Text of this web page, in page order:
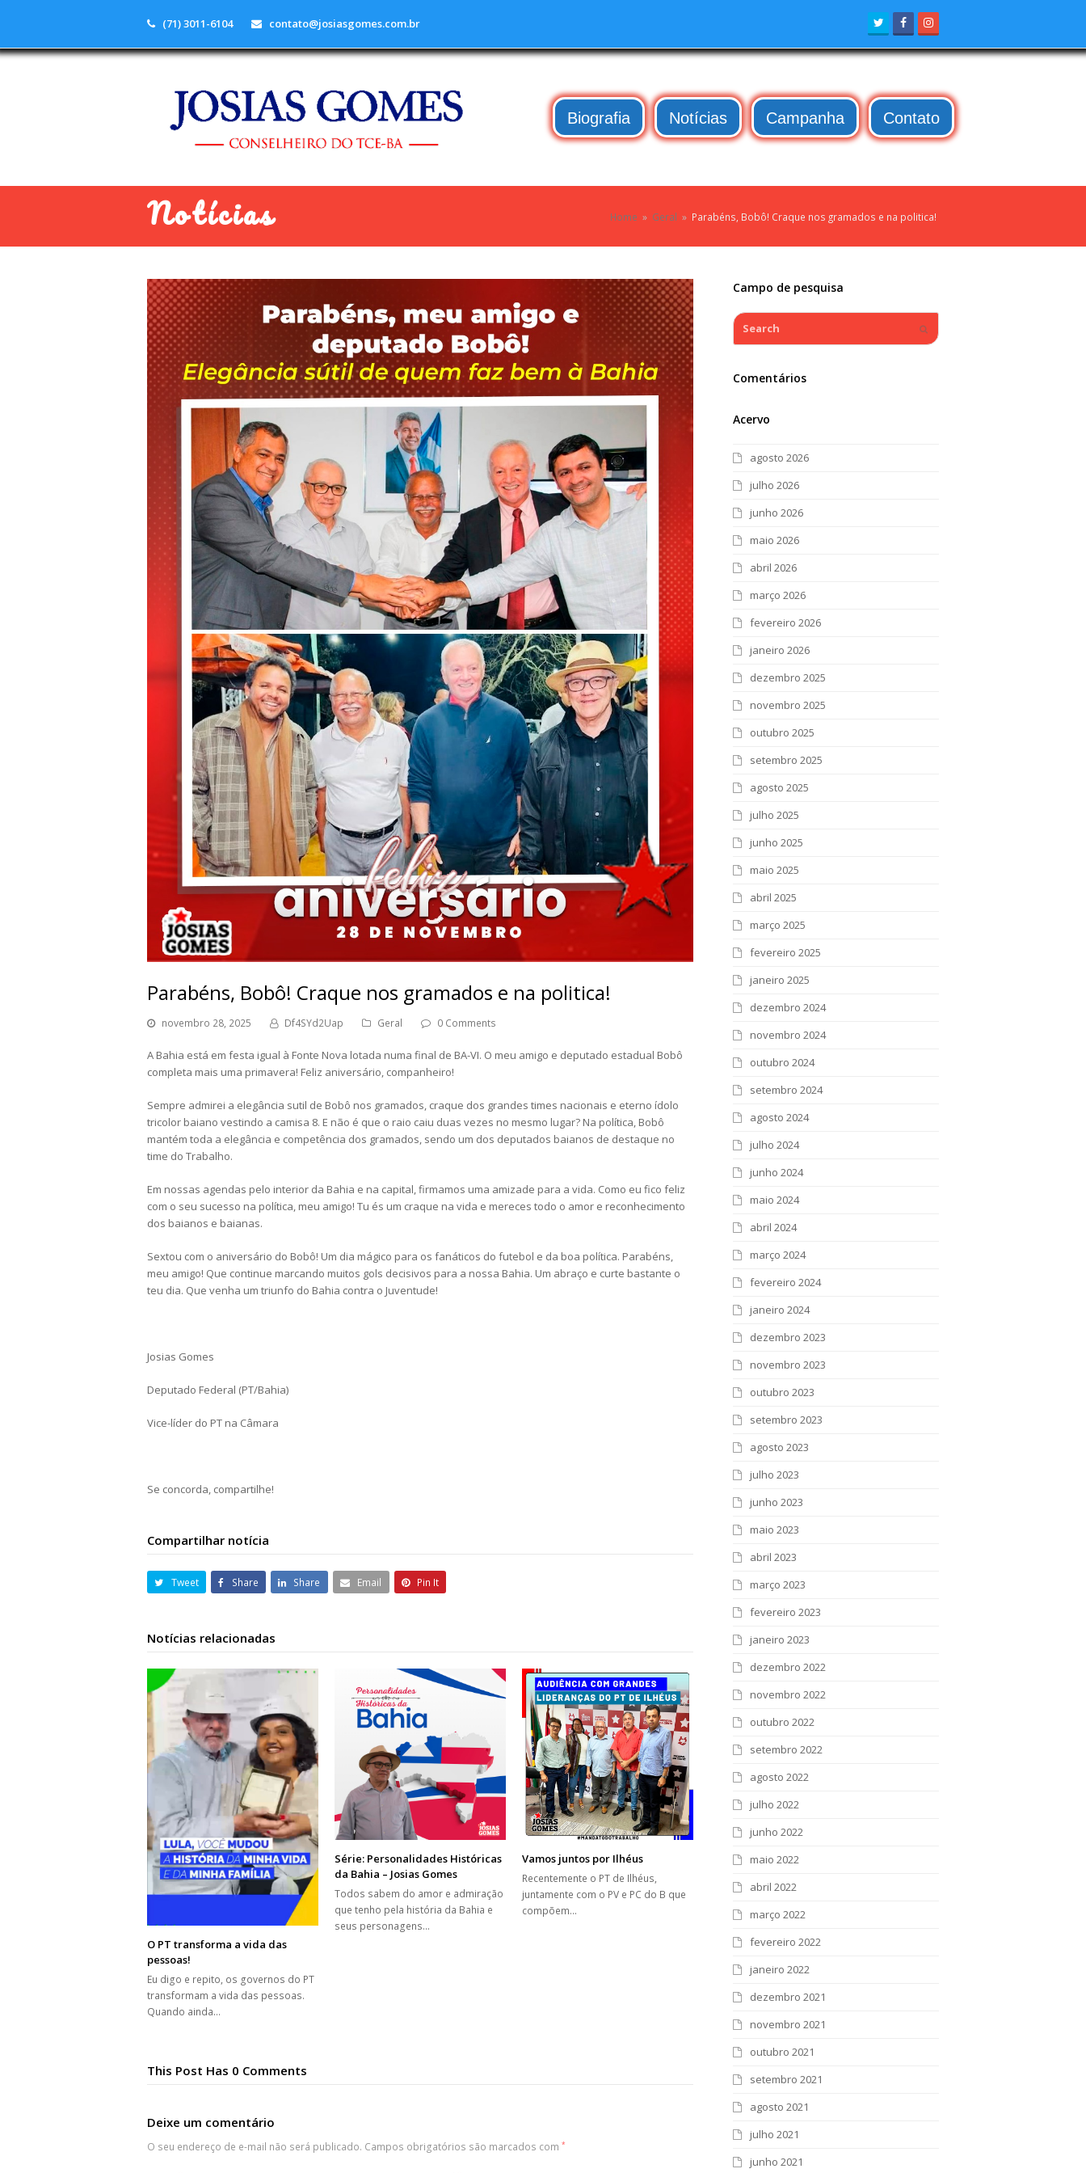
(71) 3011-6104 contato@josiasgomes.com.br TwitterFacebook
Biografia Notícias Campanha Contato
Notícias Home » Geral » Parabéns, Bobô! Craque nos gramados e na politica!
Parabéns, Bobô! Craque nos gramados e na politica!
novembro 28, 2025 Df4SYd2Uap Geral 0 Comments
A Bahia está em festa igual à Fonte Nova lotada numa final de BA-VI. O meu amigo e deputado estadual Bobô
completa mais uma primavera! Feliz aniversário, companheiro!
Sempre admirei a elegância sutil de Bobô nos gramados, craque dos grandes times nacionais e eterno ídolo
tricolor baiano vestindo a camisa 8. E não é que o raio caiu duas vezes no mesmo lugar? Na política, Bobô
mantém toda a elegância e competência dos gramados, sendo um dos deputados baianos de destaque no
time do Trabalho.
Em nossas agendas pelo interior da Bahia e na capital, firmamos uma amizade para a vida. Como eu fico feliz
com o seu sucesso na política, meu amigo! Tu és um craque na vida e mereces todo o amor e reconhecimento
dos baianos e baianas.
Sextou com o aniversário do Bobô! Um dia mágico para os fanáticos do futebol e da boa política. Parabéns,
meu amigo! Que continue marcando muitos gols decisivos para a nossa Bahia. Um abraço e curte bastante o
teu dia. Que venha um triunfo do Bahia contra o Juventude!
Josias Gomes
Deputado Federal (PT/Bahia)
Vice-líder do PT na Câmara
Se concorda, compartilhe!
Compartilhar notícia
Tweet Share Share Email Pin It
Notícias relacionadas
O PT transforma a vida das
pessoas!
Eu digo e repito, os governos do PT
transformam a vida das pessoas.
Quando ainda…
Série: Personalidades Históricas
da Bahia – Josias Gomes
Todos sabem do amor e admiração
que tenho pela história da Bahia e
seus personagens…
Vamos juntos por Ilhéus
Recentemente o PT de Ilhéus,
juntamente com o PV e PC do B que
compõem…
This Post Has 0 Comments
Deixe um comentário
O seu endereço de e-mail não será publicado. Campos obrigatórios são marcados com *
Campo de pesquisa
Search
Comentários
Acervo
agosto 2026
julho 2026
junho 2026
maio 2026
abril 2026
março 2026
fevereiro 2026
janeiro 2026
dezembro 2025
novembro 2025
outubro 2025
setembro 2025
agosto 2025
julho 2025
junho 2025
maio 2025
abril 2025
março 2025
fevereiro 2025
janeiro 2025
dezembro 2024
novembro 2024
outubro 2024
setembro 2024
agosto 2024
julho 2024
junho 2024
maio 2024
abril 2024
março 2024
fevereiro 2024
janeiro 2024
dezembro 2023
novembro 2023
outubro 2023
setembro 2023
agosto 2023
julho 2023
junho 2023
maio 2023
abril 2023
março 2023
fevereiro 2023
janeiro 2023
dezembro 2022
novembro 2022
outubro 2022
setembro 2022
agosto 2022
julho 2022
junho 2022
maio 2022
abril 2022
março 2022
fevereiro 2022
janeiro 2022
dezembro 2021
novembro 2021
outubro 2021
setembro 2021
agosto 2021
julho 2021
junho 2021